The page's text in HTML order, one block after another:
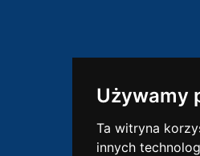
Używamy
Ta witryna
innychÖHLINS NA